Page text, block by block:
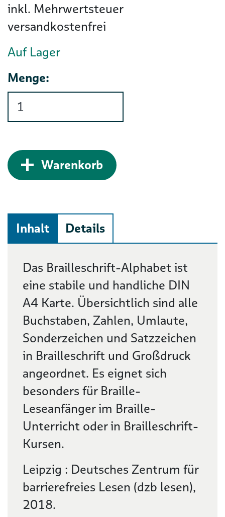
inkl. Mehrwertsteuer
versandkostenfrei
Auf Lager
Menge:
WarenkorbZum Warenkorb
Inhalt Details
Beschreibung
Das Brailleschrift-Alphabet ist
eine stabile und handliche DIN
A4 Karte. Übersichtlich sind alle
Buchstaben, Zahlen, Umlaute,
Sonderzeichen und Satzzeichen
in Brailleschrift und Großdruck
angeordnet. Es eignet sich
besonders für Braille-
Leseanfänger im Braille-
Unterricht oder in Brailleschrift-
Kursen.
Leipzig : Deutsches Zentrum für
barrierefreies Lesen (dzb lesen),
2018.